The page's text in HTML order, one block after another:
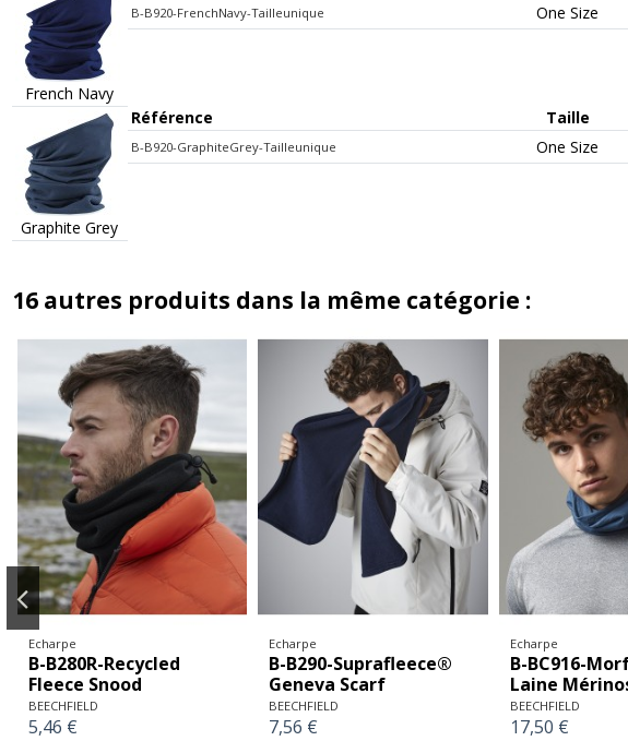
French Navy
B-B920-FrenchNavy-Tailleunique One Size
Graphite Grey
Référence Taille
B-B920-GraphiteGrey-Tailleunique One Size
16 autres produits dans la même catégorie :
Echarpe
B-B280R-Recycled
Fleece Snood
BEECHFIELD
5,46 €
Echarpe
B-B290-Suprafleece®
Geneva Scarf
BEECHFIELD
7,56 €
Echarpe
B-BC916-
Laine
BEECHFIELD
17,50 €